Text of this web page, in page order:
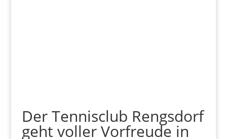
Der Tennisclub Rengsdorf
geht voller Vorfreude in